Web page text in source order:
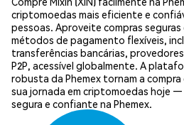
criptomoedas mais eficiente e
pessoas. Aproveite compras
métodos de pagamento flexíveis,
transferências bancárias,
P2P, acessível globalmente. A
robusta da Phemex tornam a compra
sua jornada em criptomoedas hoje —
segura e confiante na Phemex.